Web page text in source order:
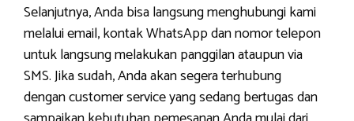
Selanjutnya, Anda bisa langsung menghubungi kami
melalui email, kontak WhatsApp dan nomor telepon
untuk langsung melakukan panggilan ataupun via
SMS. Jika sudah, Anda akan segera terhubung
dengan customer service yang sedang bertugas dan